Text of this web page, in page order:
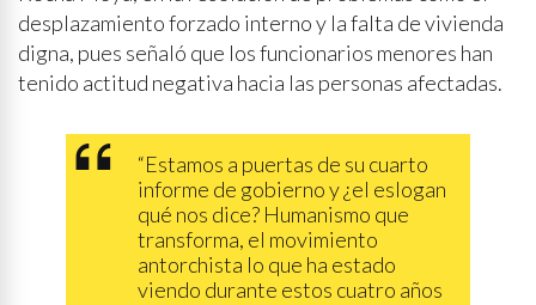
desplazamiento forzado interno y la falta de vivienda
digna, pues señaló que los funcionarios menores han
tenido actitud negativa hacia las personas afectadas.
“Estamos a puertas de su cuarto
informe de gobierno y ¿el eslogan
qué nos dice? Humanismo que
transforma, el movimiento
antorchista lo que ha estado
viendo durante estos cuatro años